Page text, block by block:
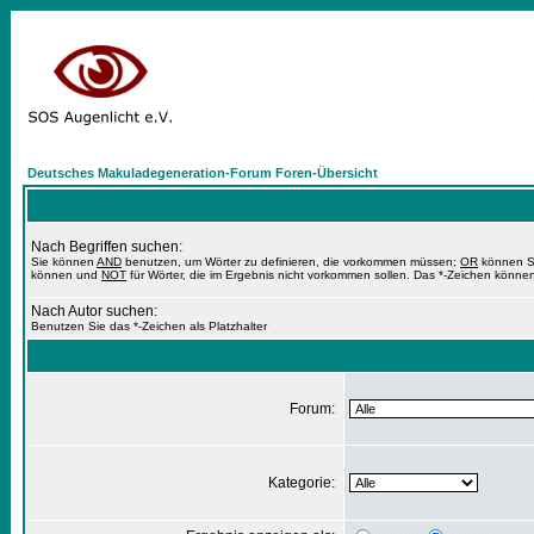
Deutsches Makuladegeneration-Forum Foren-Übersicht
Nach Begriffen suchen:
Sie können AND benutzen, um Wörter zu definieren, die vorkommen müssen; OR können
können und NOT für Wörter, die im Ergebnis nicht vorkommen sollen. Das *-Zeichen
Nach Autor suchen:
Benutzen Sie das *-Zeichen als Platzhalter
Forum:
Kategorie: